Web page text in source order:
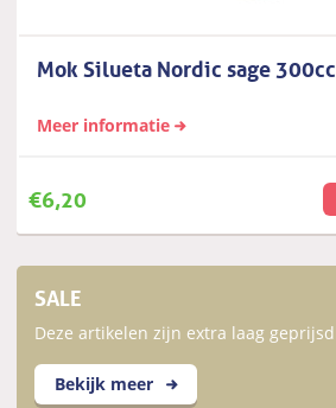
Mok Silueta Nordic sage 300cc
Meer informatie
€6,20
SALE
Deze artikelen zijn extra laag geprijsd
Bekijk meer